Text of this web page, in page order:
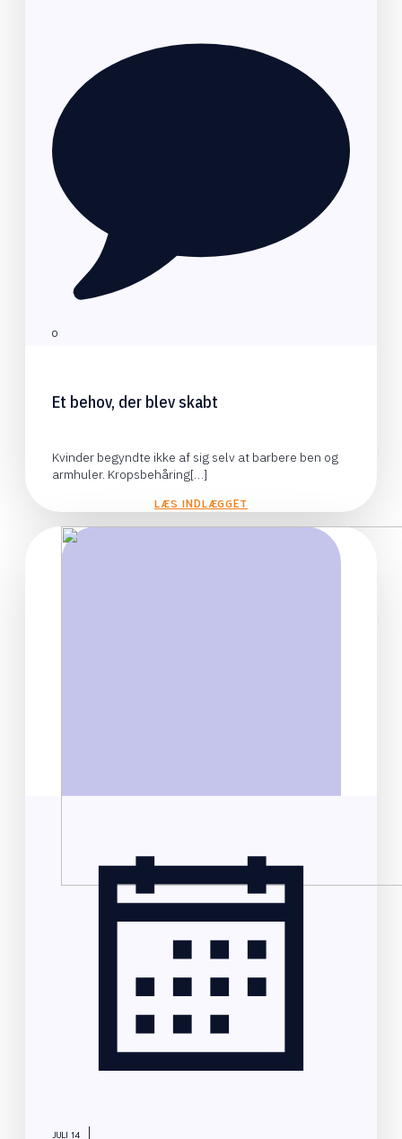
0
Et behov, der blev skabt
Kvinder begyndte ikke af sig selv at barbere ben og
armhuler. Kropsbehåring[…]
LÆS INDLÆGGET
JULI 14 |